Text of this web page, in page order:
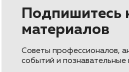
Подпишитесь
материалов
Советы профессионалов,
событий и познавательные